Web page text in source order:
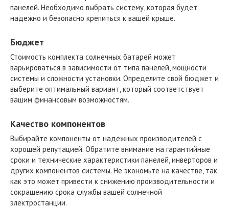
панелей. Необходимо выбрать систему, которая будет
надежно и безопасно крепиться к вашей крыше.
Бюджет
Стоимость комплекта солнечных батарей может
варьироваться в зависимости от типа панелей, мощности
системы и сложности установки. Определите свой бюджет и
выберите оптимальный вариант, который соответствует
вашим финансовым возможностям.
Качество компонентов
Выбирайте компоненты от надежных производителей с
хорошей репутацией. Обратите внимание на гарантийные
сроки и технические характеристики панелей, инверторов и
других компонентов системы. Не экономьте на качестве, так
как это может привести к снижению производительности и
сокращению срока службы вашей солнечной
электростанции.